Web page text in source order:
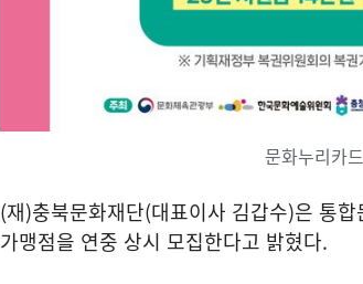
문화누리카
(재)충북문화재단(대표이사 김갑수)은 통합
가맹점을 연중 상시 모집한다고 밝혔다.